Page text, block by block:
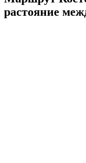
растояние